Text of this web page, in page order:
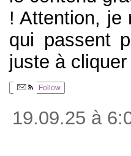
! Attention, je
qui passent
juste à
Follow
19.09.25 à